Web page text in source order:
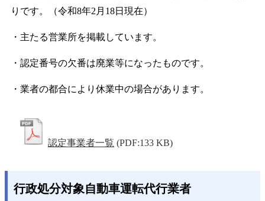
りです。（令和8年2月18日現在）
・主たる営業所を掲載しています。
・認定番号の欠番は廃業等になったものです。
・業者の都合により休業中の場合があります。
認定事業者一覧 (PDF:133 KB)
行政処分対象自動車運転代行業者